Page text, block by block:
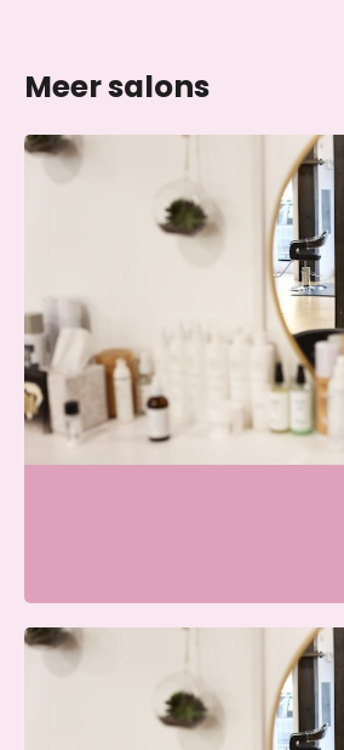
Meer salons
Skin & Glow Atelier Ede